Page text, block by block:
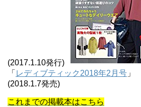
(2017.1.10発行)
「 レディブティック2018年2月号 」
(2018.1.7発売)
これまでの掲載本はこちら